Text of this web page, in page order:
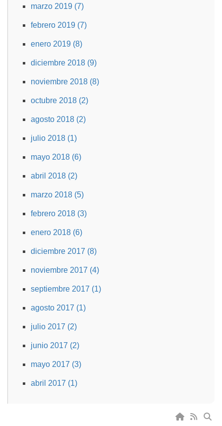
marzo 2019 (7)
febrero 2019 (7)
enero 2019 (8)
diciembre 2018 (9)
noviembre 2018 (8)
octubre 2018 (2)
agosto 2018 (2)
julio 2018 (1)
mayo 2018 (6)
abril 2018 (2)
marzo 2018 (5)
febrero 2018 (3)
enero 2018 (6)
diciembre 2017 (8)
noviembre 2017 (4)
septiembre 2017 (1)
agosto 2017 (1)
julio 2017 (2)
junio 2017 (2)
mayo 2017 (3)
abril 2017 (1)